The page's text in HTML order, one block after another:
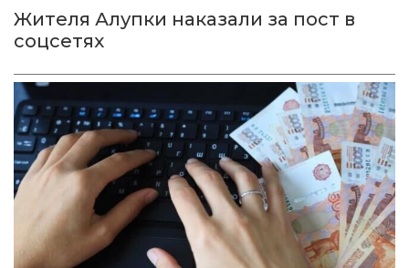
Жителя Алупки наказали за пост в
соцсетях